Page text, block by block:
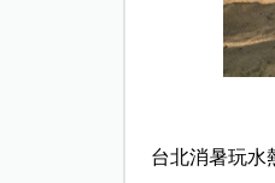
台北消暑玩水